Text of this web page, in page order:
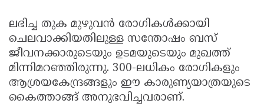
ലഭിച്ച തുക മുഴുവൻ രോഗികൾക്കായി
ചെലവാക്കിയതിലുള്ള സന്തോഷം ബസ്
ജീവനക്കാരുടെയും ഉടമയുടെയും മുഖത്ത്
മിന്നിമറഞ്ഞിരുന്നു. 300-ലധികം രോഗികളും
ആശ്രയകേന്ദ്രങ്ങളും ഈ കാരുണ്യയാത്രയുടെ
കൈത്താങ്ങ് അനുഭവിച്ചവരാണ്.